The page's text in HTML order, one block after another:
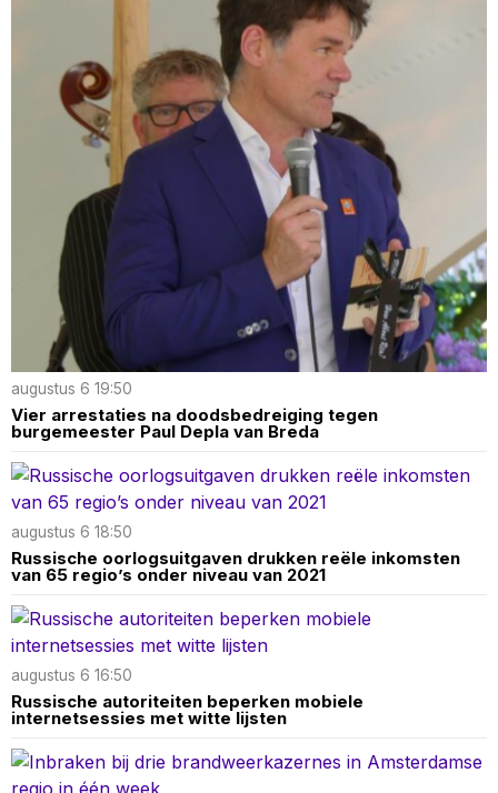
augustus 6 19:50
Vier arrestaties na doodsbedreiging tegen
burgemeester Paul Depla van Breda
augustus 6 18:50
Russische oorlogsuitgaven drukken reële inkomsten
van 65 regio’s onder niveau van 2021
augustus 6 16:50
Russische autoriteiten beperken mobiele
internetsessies met witte lijsten